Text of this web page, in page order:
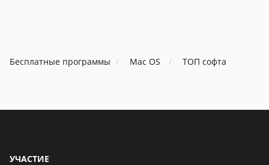
Бесплатные программы Mac OS ТОП софта
УЧАСТИЕ